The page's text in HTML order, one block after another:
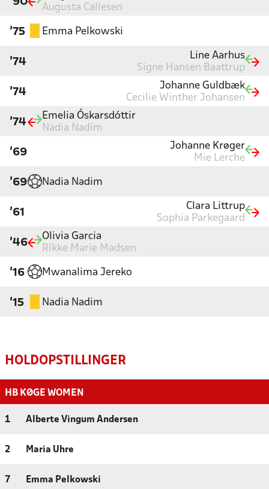
Augusta Callesen
'75 Emma Pelkowski
'74
Line Aarhus
Signe Hansen Baattrup
'74
Johanne Guldbæk
Cecilie Winther Johansen
'74
Emelia Óskarsdóttir
Nadia Nadim
'69
Johanne Krøger
Mie Lerche
'69 Nadia Nadim
'61
Clara Littrup
Sophia Parkegaard
'46
Olivia Garcia
Rikke Marie Madsen
'16 Mwanalima Jereko
'15 Nadia Nadim
HOLDOPSTILLINGER
HB KØGE WOMEN
1 Alberte Vingum Andersen
2 Maria Uhre
7 Emma Pelkowski